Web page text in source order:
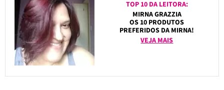
TOP 10 DA LEITORA:
MIRNA GRAZZIA
OS 10 PRODUTOS
PREFERIDOS DA MIRNA!
VEJA MAIS